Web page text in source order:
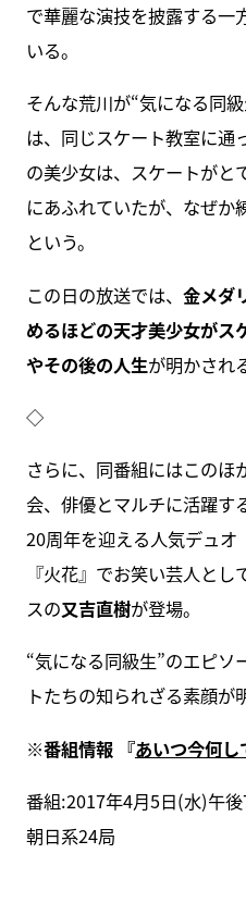
で華麗な演技を披露する一
いる。
そんな荒川が“気になる同
は、同じスケート教室に通
の美少女は、スケートがと
にあふれていたが、なぜか
という。
この日の放送では、 金メダ
めるほどの天才美少女がス
やその後の人生が明かされ
◇
さらに、同番組にはこのほ
会、俳優とマルチに活躍す
20周年を迎える人気デュオ
『火花』でお笑い芸人と
スの又吉直樹が登場。
“気になる同級生”のエピソ
トたちの知られざる素顔が
※番組情報 『あいつ今何し
番組:2017年4月5日(水)午
朝日系24局